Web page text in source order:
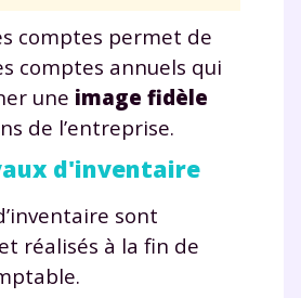
comptes permet de
comptes annuels qui
une image fidèle
de l’entreprise.
d'inventaire
sont
réalisés à la fin de